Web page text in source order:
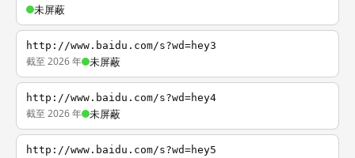
未屏蔽
http://www.baidu.com/s?wd=hey3
截至 2026 年 未屏蔽
http://www.baidu.com/s?wd=hey4
截至 2026 年 未屏蔽
http://www.baidu.com/s?wd=hey5